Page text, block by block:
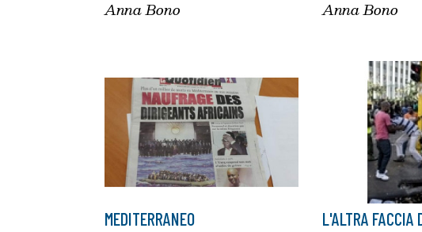
Anna Bono Anna Bono
MEDITERRANEO L'ALTRA FACCIA